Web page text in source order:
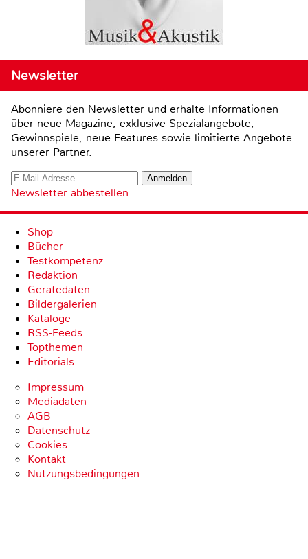
Newsletter
Abonniere den Newsletter und erhalte Informationen
über neue Magazine, exklusive Spezialangebote,
Gewinnspiele, neue Features sowie limitierte Angebote
unserer Partner.
Newsletter abbestellen
Shop
Bücher
Testkompetenz
Redaktion
Gerätedaten
Bildergalerien
Kataloge
RSS-Feeds
Topthemen
Editorials
Impressum
Mediadaten
AGB
Datenschutz
Cookies
Kontakt
Nutzungsbedingungen